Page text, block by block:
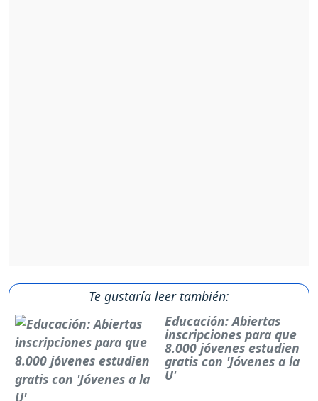
Te gustaría leer también:
Educación: Abiertas
inscripciones para que
8.000 jóvenes estudien
gratis con 'Jóvenes a la
U'